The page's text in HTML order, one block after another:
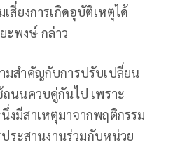
สี่ยงการเกิดอุบัติเหตุได้
ะพงษ์ กล่าว
มสำคัญกับการปรับเปลี่ยน
นนควบคู่กันไป เพราะ
มีสาเหตุมาจากพฤติกรรม
ระสานงานร่วมกับหน่วย